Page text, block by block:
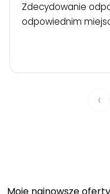
Zdecydowanie
odpowiednim
‹
Moje najnowsze oferty